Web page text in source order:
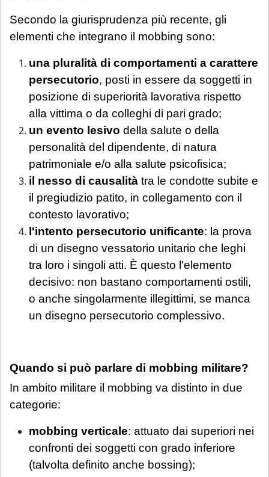
Secondo la giurisprudenza più recente, gli
elementi che integrano il mobbing sono:
una pluralità di comportamenti a carattere
persecutorio, posti in essere da soggetti in
posizione di superiorità lavorativa rispetto
alla vittima o da colleghi di pari grado;
un evento lesivo della salute o della
personalità del dipendente, di natura
patrimoniale e/o alla salute psicofisica;
il nesso di causalità tra le condotte subite e
il pregiudizio patito, in collegamento con il
contesto lavorativo;
l'intento persecutorio unificante: la prova
di un disegno vessatorio unitario che leghi
tra loro i singoli atti. È questo l'elemento
decisivo: non bastano comportamenti ostili,
o anche singolarmente illegittimi, se manca
un disegno persecutorio complessivo.
Quando si può parlare di mobbing militare?
In ambito militare il mobbing va distinto in due
categorie:
mobbing verticale: attuato dai superiori nei
confronti dei soggetti con grado inferiore
(talvolta definito anche bossing);